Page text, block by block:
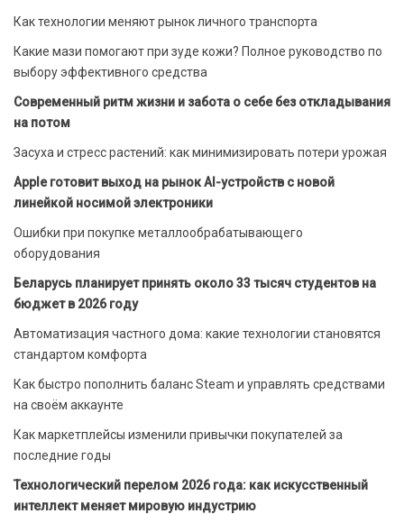
Как технологии меняют рынок личного транспорта
Какие мази помогают при зуде кожи? Полное руководство по
выбору эффективного средства
Современный ритм жизни и забота о себе без откладывания
на потом
Засуха и стресс растений: как минимизировать потери урожая
Apple готовит выход на рынок AI-устройств с новой
линейкой носимой электроники
Ошибки при покупке металлообрабатывающего
оборудования
Беларусь планирует принять около 33 тысяч студентов на
бюджет в 2026 году
Автоматизация частного дома: какие технологии становятся
стандартом комфорта
Как быстро пополнить баланс Steam и управлять средствами
на своём аккаунте
Как маркетплейсы изменили привычки покупателей за
последние годы
Технологический перелом 2026 года: как искусственный
интеллект меняет мировую индустрию